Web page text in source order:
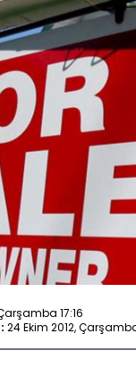
17:16
24 Ekim 2012, Çarşamba